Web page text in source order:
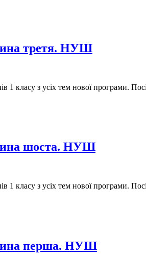
третя. НУШ
класу з усіх тем нової програми.
шоста. НУШ
класу з усіх тем нової програми.
перша. НУШ